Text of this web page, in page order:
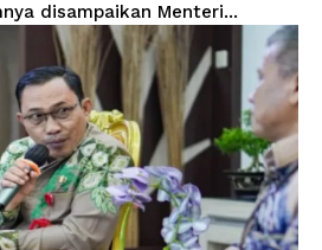
disampaikan Menteri...